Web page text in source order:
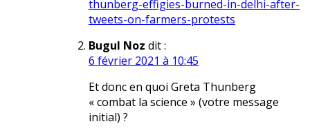
thunberg-effigies-burned-in-delhi-after-
tweets-on-farmers-protests
Bugul Noz dit :
6 février 2021 à 10:45
Et donc en quoi Greta Thunberg
« combat la science » (votre message
initial) ?